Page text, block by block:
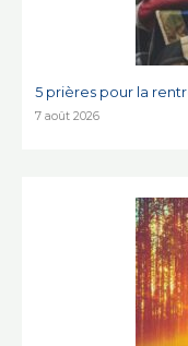
5 prières pour la
7 août 2026